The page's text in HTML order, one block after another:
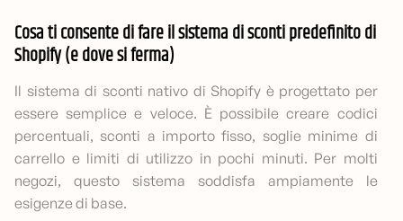
Cosa ti consente di fare il sistema di sconti predefinito di
Shopify (e dove si ferma)
Il sistema di sconti nativo di Shopify è progettato per
essere semplice e veloce. È possibile creare codici
percentuali, sconti a importo fisso, soglie minime di
carrello e limiti di utilizzo in pochi minuti. Per molti
negozi, questo sistema soddisfa ampiamente le
esigenze di base.